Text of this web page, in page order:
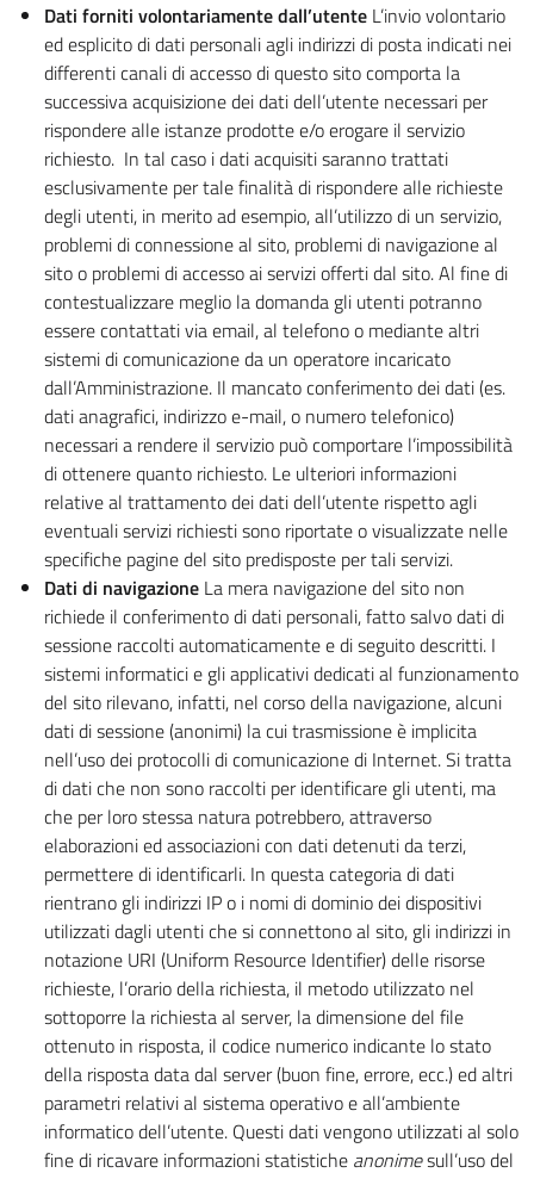
Dati forniti volontariamente dall’utente L’invio volontario
ed esplicito di dati personali agli indirizzi di posta indicati nei
differenti canali di accesso di questo sito comporta la
successiva acquisizione dei dati dell’utente necessari per
rispondere alle istanze prodotte e/o erogare il servizio
richiesto. In tal caso i dati acquisiti saranno trattati
esclusivamente per tale finalità di rispondere alle richieste
degli utenti, in merito ad esempio, all’utilizzo di un servizio,
problemi di connessione al sito, problemi di navigazione al
sito o problemi di accesso ai servizi offerti dal sito. Al fine di
contestualizzare meglio la domanda gli utenti potranno
essere contattati via email, al telefono o mediante altri
sistemi di comunicazione da un operatore incaricato
dall’Amministrazione. Il mancato conferimento dei dati (es.
dati anagrafici, indirizzo e-mail, o numero telefonico)
necessari a rendere il servizio può comportare l’impossibilità
di ottenere quanto richiesto. Le ulteriori informazioni
relative al trattamento dei dati dell’utente rispetto agli
eventuali servizi richiesti sono riportate o visualizzate nelle
specifiche pagine del sito predisposte per tali servizi.
Dati di navigazione La mera navigazione del sito non
richiede il conferimento di dati personali, fatto salvo dati di
sessione raccolti automaticamente e di seguito descritti. I
sistemi informatici e gli applicativi dedicati al funzionamento
del sito rilevano, infatti, nel corso della navigazione, alcuni
dati di sessione (anonimi) la cui trasmissione è implicita
nell’uso dei protocolli di comunicazione di Internet. Si tratta
di dati che non sono raccolti per identificare gli utenti, ma
che per loro stessa natura potrebbero, attraverso
elaborazioni ed associazioni con dati detenuti da terzi,
permettere di identificarli. In questa categoria di dati
rientrano gli indirizzi IP o i nomi di dominio dei dispositivi
utilizzati dagli utenti che si connettono al sito, gli indirizzi in
notazione URI (Uniform Resource Identifier) delle risorse
richieste, l’orario della richiesta, il metodo utilizzato nel
sottoporre la richiesta al server, la dimensione del file
ottenuto in risposta, il codice numerico indicante lo stato
della risposta data dal server (buon fine, errore, ecc.) ed altri
parametri relativi al sistema operativo e all’ambiente
informatico dell’utente. Questi dati vengono utilizzati al solo
fine di ricavare informazioni statistiche anonimesull’uso del